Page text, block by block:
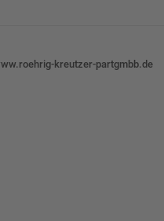
kreutzer-partgmbb.de